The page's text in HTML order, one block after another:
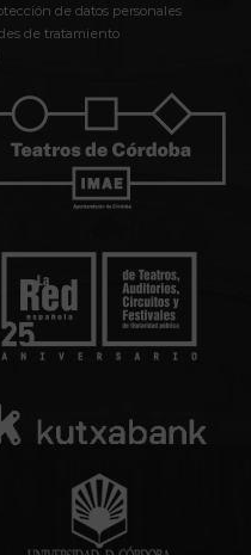
de datos personales
de tratamiento